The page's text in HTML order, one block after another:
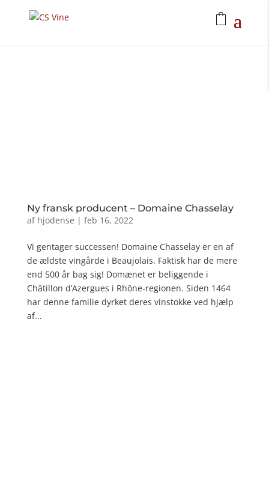
Ny fransk producent – Domaine Chasselay
af hjodense | feb 16, 2022
Vi gentager successen! Domaine Chasselay er en af ​​
de ældste vingårde i Beaujolais. Faktisk har de mere
end 500 år bag sig! Domænet er beliggende i
Châtillon d’Azergues i Rhône-regionen. Siden 1464
har denne familie dyrket deres vinstokke ved hjælp
af...